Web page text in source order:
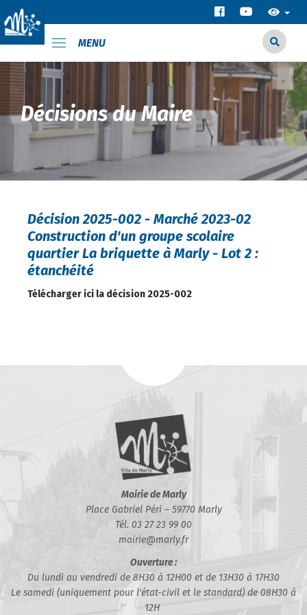
MENU
Décisions du Maire
Décision 2025-002 - Marché 2023-02
Construction d'un groupe scolaire
quartier La briquette à Marly - Lot 2 :
étanchéité
Télécharger ici la décision 2025-002
Mairie de Marly
Place Gabriel Péri – 59770 Marly
Tél. 03 27 23 99 00
mairie@marly.fr
Ouverture :
Du lundi au vendredi de 8H30 à 12H00 et de 13H30 à 17H30
Le samedi (uniquement pour l'état-civil et le standard) de 08H30 à
12H